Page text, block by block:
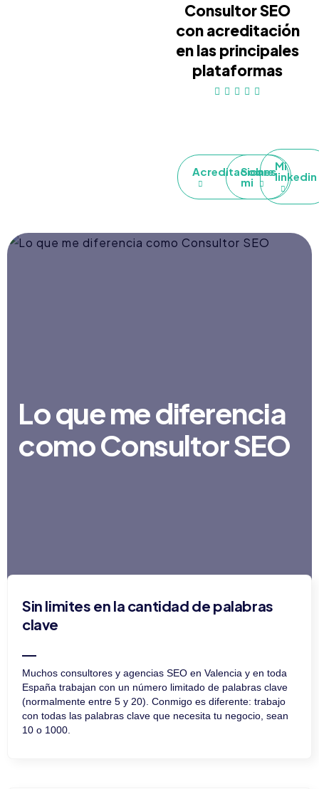
Consultor SEO
con acreditación
en las principales
plataformas
Acreditaciones
Sobre
mi
Mi
linkedin
Lo que me diferencia
como Consultor SEO
Sin limites en la cantidad de palabras
clave
Muchos consultores y agencias SEO en Valencia y en toda
España trabajan con un número limitado de palabras clave
(normalmente entre 5 y 20). Conmigo es diferente: trabajo
con todas las palabras clave que necesita tu negocio, sean
10 o 1000.